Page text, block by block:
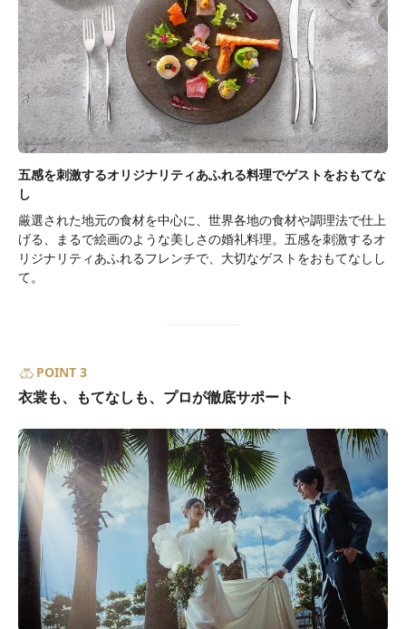
五感を刺激するオリジナリティあふれる料理でゲストをおもてな
し
厳選された地元の食材を中心に、世界各地の食材や調理法で仕上
げる、まるで絵画のような美しさの婚礼料理。五感を刺激するオ
リジナリティあふれるフレンチで、大切なゲストをおもてなしし
て。
POINT 3
衣裳も、もてなしも、プロが徹底サポート